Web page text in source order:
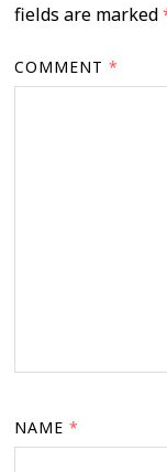
fields are marked
COMMENT*
NAME*